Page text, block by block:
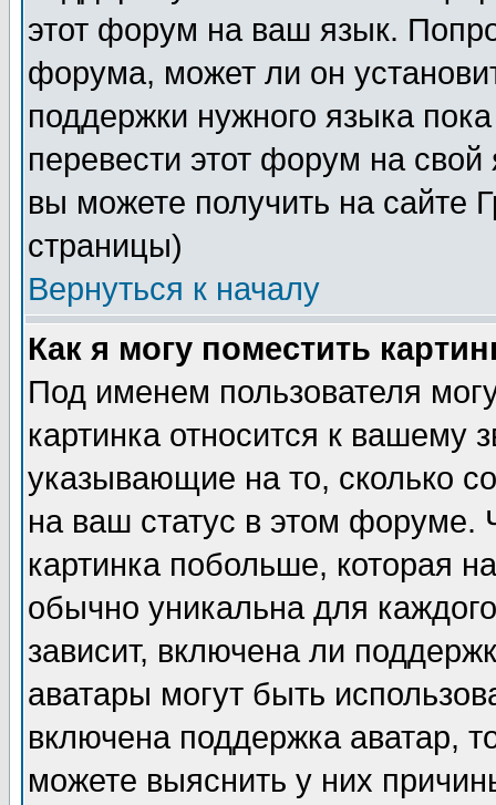
этот форум на ваш язык.
форума, может ли он
поддержки нужного языка
перевести этот форум на
вы можете получить на сайте
страницы)
Вернуться к началу
Как я могу поместить
Под именем пользователя
картинка относится к вашему
указывающие на то, сколько
на ваш статус в этом форуме.
картинка побольше, которая
обычно уникальна для
зависит, включена ли
аватары могут быть
включена поддержка аватар,
можете выяснить у них